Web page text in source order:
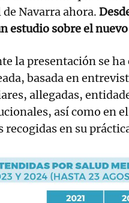
de Navarra ahora.
estudio sobre el
la presentación se
basada en
allegadas,
así como en
recogidas en su